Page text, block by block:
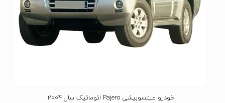
خودرو میتسوبیشی Pajero اتوماتیک سال 2004